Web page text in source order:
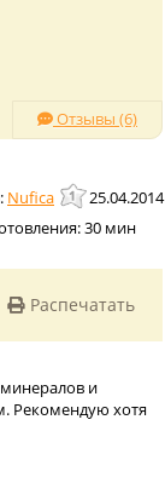
Отзывы (6)
Nufica
25.04.2014
30 мин
Распечатать
и
Рекомендую хотя